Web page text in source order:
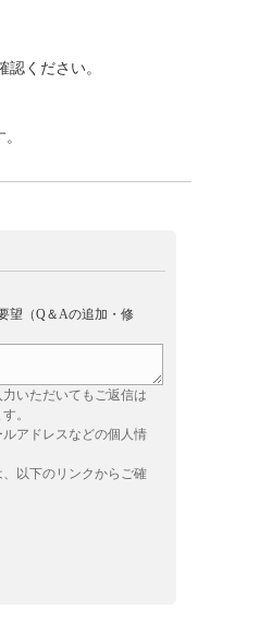
ください。
望（Q＆Aの追加・修
いただいてもご返信は
。
アドレスなどの個人情
以下のリンクからご確